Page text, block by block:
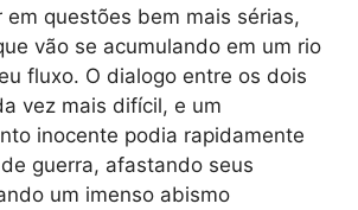
em questões bem mais sérias,
vão se acumulando em um rio
fluxo. O dialogo entre os dois
vez mais difícil, e um
inocente podia rapidamente
guerra, afastando seus
um imenso abismo